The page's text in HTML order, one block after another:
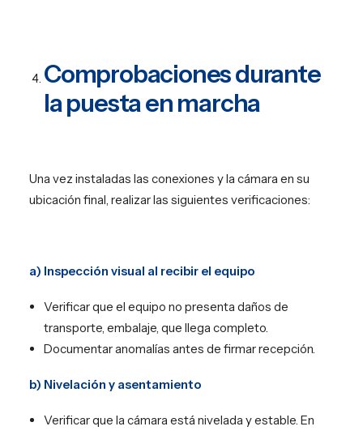
Comprobaciones durante
la puesta en marcha
Una vez instaladas las conexiones y la cámara en su
ubicación final, realizar las siguientes verificaciones:
a) Inspección visual al recibir el equipo
Verificar que el equipo no presenta daños de
transporte, embalaje, que llega completo.
Documentar anomalías antes de firmar recepción.
b) Nivelación y asentamiento
Verificar que la cámara está nivelada y estable. En